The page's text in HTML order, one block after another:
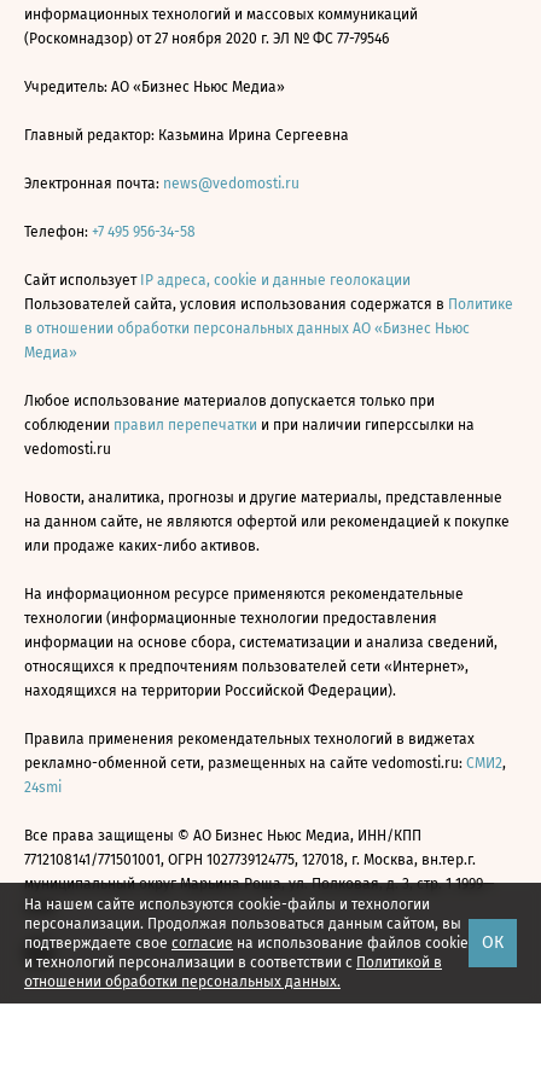
На нашем сайте используются cookie-файлы и технологии
персонализации. Продолжая пользоваться данным сайтом, вы
подтверждаете свое согласие на использование файлов cookie
и технологий персонализации в соответствии с Политикой в
отношении обработки персональных данных.
ОК
информационных технологий и массовых коммуникаций
(Роскомнадзор) от 27 ноября 2020 г. ЭЛ № ФС 77-79546
Учредитель: АО «Бизнес Ньюс Медиа»
Главный редактор: Казьмина Ирина Сергеевна
Электронная почта: news@vedomosti.ru
Телефон: +7 495 956-34-58
Сайт использует IP адреса, cookie и данные геолокации
Пользователей сайта, условия использования содержатся в Политике
в отношении обработки персональных данных АО «Бизнес Ньюс
Медиа»
Любое использование материалов допускается только при
соблюдении правил перепечатки и при наличии гиперссылки на
vedomosti.ru
Новости, аналитика, прогнозы и другие материалы, представленные
на данном сайте, не являются офертой или рекомендацией к покупке
или продаже каких-либо активов.
На информационном ресурсе применяются рекомендательные
технологии (информационные технологии предоставления
информации на основе сбора, систематизации и анализа сведений,
относящихся к предпочтениям пользователей сети «Интернет»,
находящихся на территории Российской Федерации).
Правила применения рекомендательных технологий в виджетах
рекламно-обменной сети, размещенных на сайте vedomosti.ru: СМИ2,
24smi
Все права защищены © АО Бизнес Ньюс Медиа, ИНН/КПП
7712108141/771501001, ОГРН 1027739124775, 127018, г. Москва, вн.тер.г.
муниципальный округ Марьина Роща, ул. Полковая, д. 3, стр. 1 1999—
2026